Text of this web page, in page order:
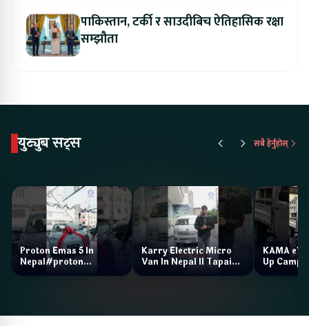
पाकिस्तान, टर्की र साउदीबिच ऐतिहासिक रक्षा
सम्झौता
युट्युब सट्स सबै हेर्नुहोस्
Proton Emas 5 In
Nepal#proton
#protonemas5#protonnepal#evcarnepal
Karry Electric Micro
Van In Nepal II Tapaiko
Bazar II Jankari
KAMA eV
Up Camp